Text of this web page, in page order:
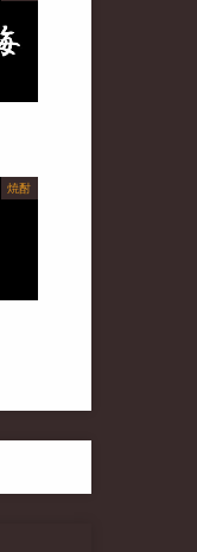
焼酎